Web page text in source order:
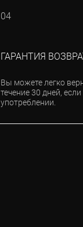
04
ГАРАНТИЯ
Вы можете легко
течение 30 дней,
употреблении.